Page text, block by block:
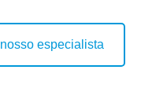
especialista